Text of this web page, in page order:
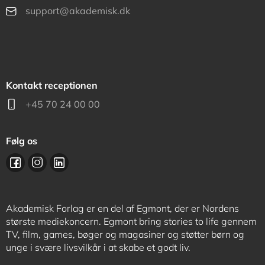
support@akademisk.dk
Kontakt receptionen
+45 70 24 00 00
Følg os
Akademisk Forlag er en del af Egmont, der er Nordens
største mediekoncern. Egmont bring stories to life gennem
TV, film, games, bøger og magasiner og støtter børn og
unge i svære livsvilkår i at skabe et godt liv.